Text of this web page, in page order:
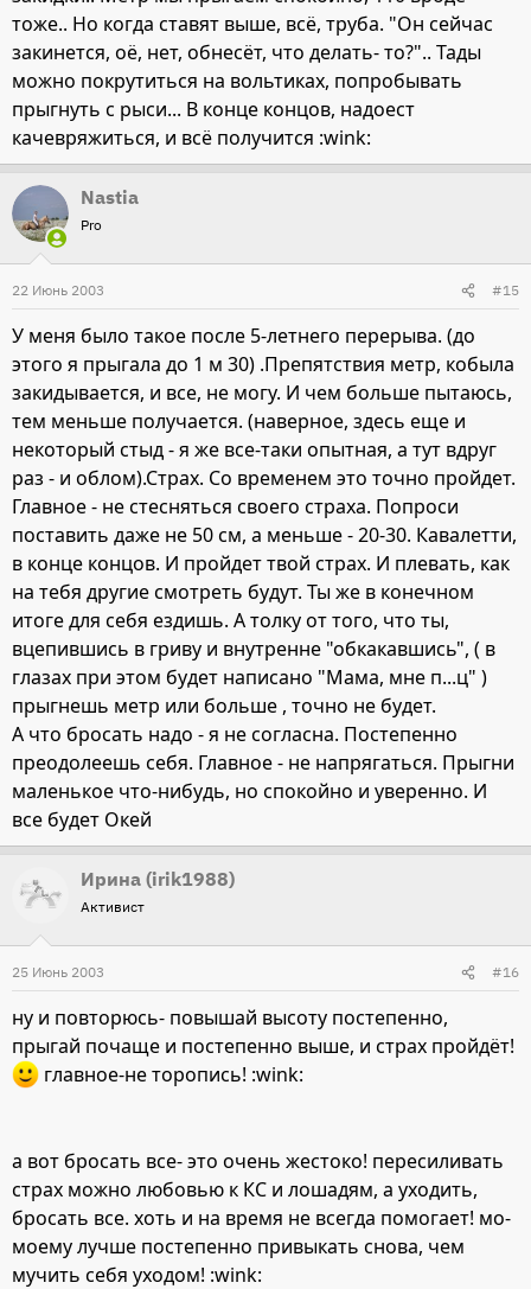
тоже.. Но когда ставят выше, всё, труба. "Он сейчас
закинется, оё, нет, обнесёт, что делать- то?".. Тады
можно покрутиться на вольтиках, попробывать
прыгнуть с рыси... В конце концов, надоест
качевряжиться, и всё получится :wink:
Nastia
Pro
22 Июнь 2003 #15
У меня было такое после 5-летнего перерыва. (до
этого я прыгала до 1 м 30) .Препятствия метр, кобыла
закидывается, и все, не могу. И чем больше пытаюсь,
тем меньше получается. (наверное, здесь еще и
некоторый стыд - я же все-таки опытная, а тут вдруг
раз - и облом).Страх. Со временем это точно пройдет.
Главное - не стесняться своего страха. Попроси
поставить даже не 50 см, а меньше - 20-30. Кавалетти,
в конце концов. И пройдет твой страх. И плевать, как
на тебя другие смотреть будут. Ты же в конечном
итоге для себя ездишь. А толку от того, что ты,
вцепившись в гриву и внутренне "обкакавшись", ( в
глазах при этом будет написано "Мама, мне п...ц" )
прыгнешь метр или больше , точно не будет.
А что бросать надо - я не согласна. Постепенно
преодолеешь себя. Главное - не напрягаться. Прыгни
маленькое что-нибудь, но спокойно и уверенно. И
все будет Окей
Ирина (irik1988)
Активист
25 Июнь 2003 #16
ну и повторюсь- повышай высоту постепенно,
прыгай почаще и постепенно выше, и страх пройдёт!
главное-не торопись! :wink:
а вот бросать все- это очень жестоко! пересиливать
страх можно любовью к КС и лошадям, а уходить,
бросать все. хоть и на время не всегда помогает! мо-
моему лучше постепенно привыкать снова, чем
мучить себя уходом! :wink: